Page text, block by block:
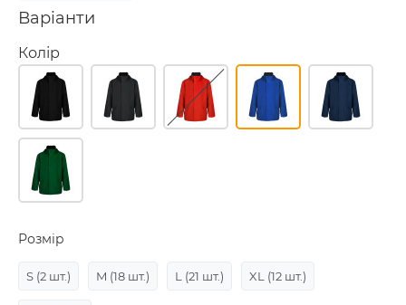
Варіанти
Колір
Розмір
S (2 шт.) M (18 шт.) L (21 шт.) XL (12 шт.)